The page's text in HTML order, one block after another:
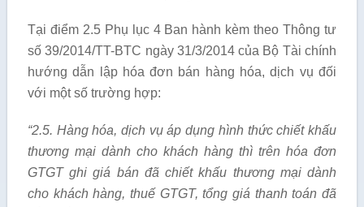
Tại điểm 2.5 Phụ lục 4 Ban hành kèm theo Thông tư
số 39/2014/TT-BTC ngày 31/3/2014 của Bộ Tài chính
hướng dẫn lập hóa đơn bán hàng hóa, dịch vụ đối
với một số trường hợp:
“2.5. Hàng hóa, dịch vụ áp dụng hình thức chiết khấu
thương mại dành cho khách hàng thì trên hóa đơn
GTGT ghi giá bán đã chiết khấu thương mại dành
cho khách hàng, thuế GTGT, tổng giá thanh toán đã